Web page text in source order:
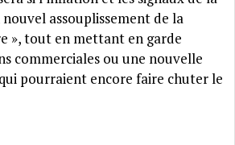
assouplissement de la
», tout en mettant en garde
commerciales ou une nouvelle
pourraient encore faire chuter le